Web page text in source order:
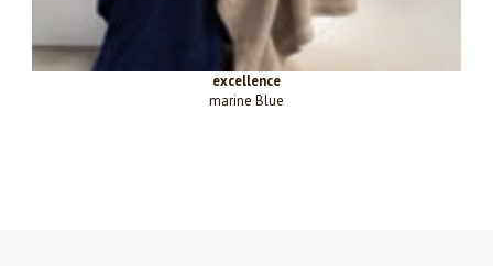
excellence
marine Blue